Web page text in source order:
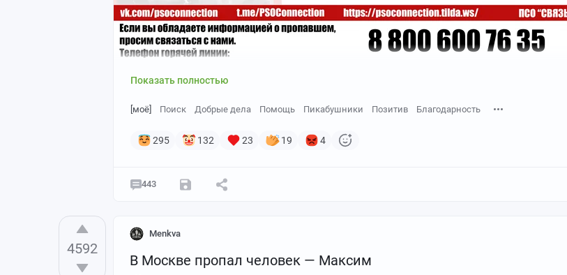
Показать полностью
[моё] Поиск Добрые дела Помощь Пикабушники Позитив Благодарность
295 132 23 19 4
443
4592
Menkva
В Москве пропал человек — Максим